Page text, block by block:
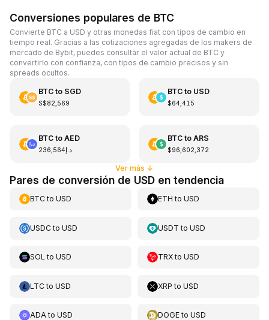
Conversiones populares de BTC
Convierte BTC a USD y otras monedas fiat con tipos de cambio en
tiempo real. Gracias a las cotizaciones agregadas de los makers de
mercado de Bybit, puedes consultar el valor actual de BTC y
convertirlo con confianza, con tipos de cambio precisos y sin
spreads ocultos.
BTCto SGD
S$82,569
BTCto USD
$64,415
BTCto AED
د.إ236,564
BTCto ARS
$96,602,372
Ver más ↓
Pares de conversión de USD en tendencia
BTCto USD ETH toUSD
USDCto USD USDT toUSD
SOL to USD TRXtoUSD
LTCto USD XRP toUSD
ADAto USD DOGEtoUSD